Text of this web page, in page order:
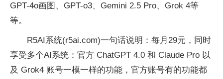
GPT-4o画图、GPT-o3、Gemini 2.5 Pro、Grok 4等
等。
R5AI系统(r5ai.com)一句话说明：每月29元，同时
享受多个AI系统：官方 ChatGPT 4.0 和 Claude Pro 以
及 Grok4 账号一模一样的功能，官方账号有的功能都